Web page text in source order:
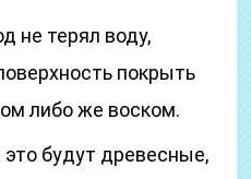
не терял воду,
покрыть
либо же воском.
будут древесные,